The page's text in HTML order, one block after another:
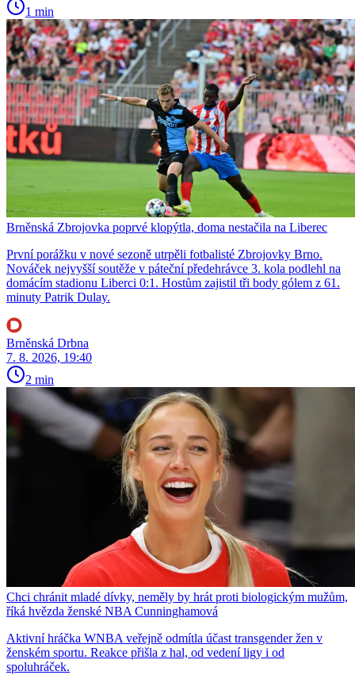
1 min
Brněnská Zbrojovka poprvé klopýtla, doma nestačila na Liberec
První porážku v nové sezoně utrpěli fotbalisté Zbrojovky Brno.
Nováček nejvyšší soutěže v páteční předehrávce 3. kola podlehl na
domácím stadionu Liberci 0:1. Hostům zajistil tři body gólem z 61.
minuty Patrik Dulay.
Brněnská Drbna
7. 8. 2026, 19:40
2 min
Chci chránit mladé dívky, neměly by hrát proti biologickým mužům,
říká hvězda ženské NBA Cunninghamová
Aktivní hráčka WNBA veřejně odmítla účast transgender žen v
ženském sportu. Reakce přišla z hal, od vedení ligy i od
spoluhráček.